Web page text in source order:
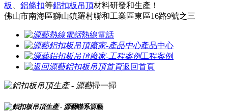
板
鋁條扣等鋁扣板吊頂材料研發和生產！
佛山市南海區獅山鎮羅村聯和工業區東區16路9號之三
熱線電話
產品中心
工程案例
返回首頁
掃一掃
聯系源藝